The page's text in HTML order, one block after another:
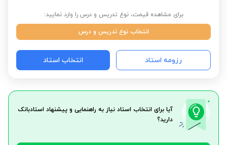
برای مشاهده قیمت، نوع تدریس و درس را وارد نمایید:
انتخاب نوع تدریس و درس
رزومه استاد انتخاب استاد
آیا برای انتخاب استاد نیاز به راهنمایی و پیشنهاد استادبانک
دارید؟